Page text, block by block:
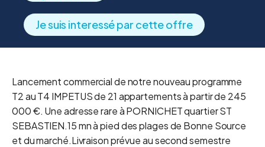
Je suis interessé par cette offre
Lancement commercial de notre nouveau programme
T2 au T4 IMPETUS de 21 appartements à partir de 245
000 €. Une adresse rare à PORNICHET quartier ST
SEBASTIEN.15 mn à pied des plages de Bonne Source
et du marché.Livraison prévue au second semestre